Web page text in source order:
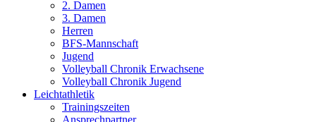
2. Damen
3. Damen
Herren
BFS-Mannschaft
Jugend
Volleyball Chronik Erwachsene
Volleyball Chronik Jugend
Leichtathletik
Trainingszeiten
Ansprechpartner